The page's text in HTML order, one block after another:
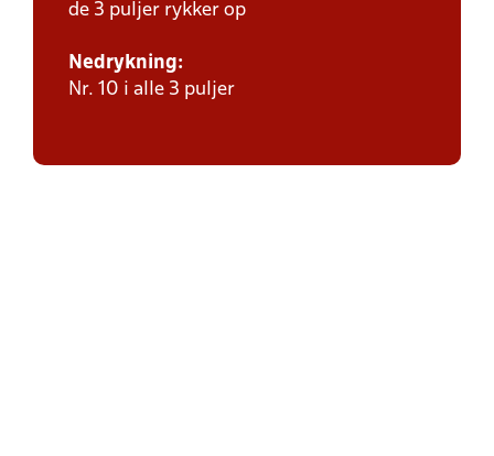
de 3 puljer rykker op
Nedrykning:
Nr. 10 i alle 3 puljer